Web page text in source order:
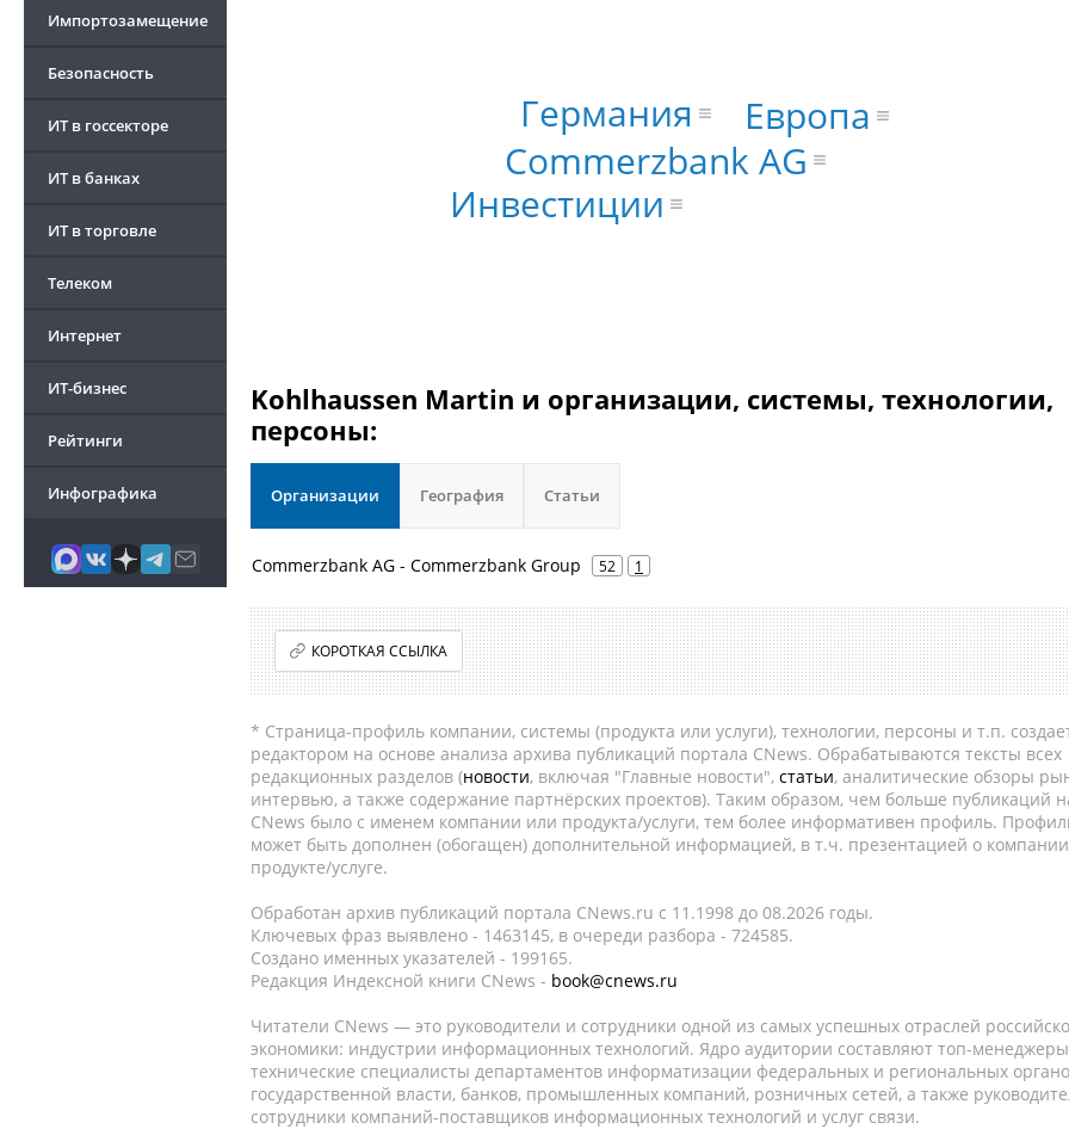
Импортозамещение
Безопасность
ИТ в госсекторе
ИТ в банках
ИТ в торговле
Телеком
Интернет
ИТ-бизнес
Рейтинги
Инфографика
Commerzbank AG
Европа
Германия
Инвестиции
Kohlhaussen Martin и организации, системы, технологии,
персоны:
Организации География Статьи
Commerzbank AG - Commerzbank Group 52 1
КОРОТКАЯ ССЫЛКА
* Страница-профиль компании, системы (продукта или услуги), технологии, персоны и т.п.
редактором на основе анализа архива публикаций портала CNews. Обрабатываются тексты всех
редакционных разделов (новости, включая "Главные новости", статьи, аналитические обзоры
интервью, а также содержание партнёрских проектов). Таким образом, чем больше публикаций
CNews было с именем компании или продукта/услуги, тем более информативен профиль.
может быть дополнен (обогащен) дополнительной информацией, в т.ч. презентацией о
продукте/услуге.
Обработан архив публикаций портала CNews.ru c 11.1998 до 08.2026 годы.
Ключевых фраз выявлено - 1463145, в очереди разбора - 724585.
Создано именных указателей - 199165.
Редакция Индексной книги CNews - book@cnews.ru
Читатели CNews — это руководители и сотрудники одной из самых успешных отраслей
экономики: индустрии информационных технологий. Ядро аудитории составляют топ-
технические специалисты департаментов информатизации федеральных и региональных
государственной власти, банков, промышленных компаний, розничных сетей, а также
сотрудники компаний-поставщиков информационных технологий и услуг связи.